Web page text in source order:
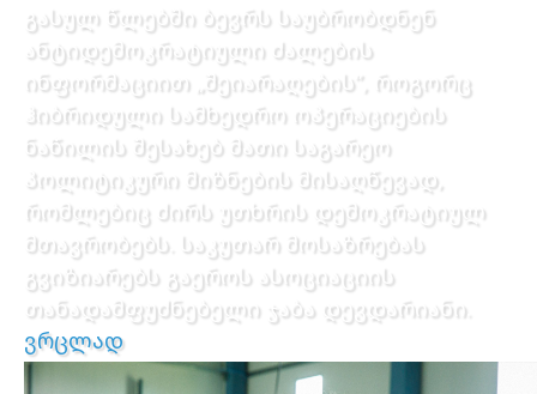
გასულ წლებში ბევრს საუბრობდნენ
ანტიდემოკრატიული ძალების
ინფორმაციით „შეიარაღების”, როგორც
ჰიბრიდული სამხედრო ოპერაციების
ნაწილის შესახებ მათი საგარეო
პოლიტიკური მიზნების მისაღწევად,
რომლებიც ძირს უთხრის დემოკრატიულ
მთავრობებს. საკუთარ მოსაზრებას
გვიზიარებს გაეროს ასოციაციის
თანადამფუძნებელი ჯაბა დევდარიანი.
ვრცლად